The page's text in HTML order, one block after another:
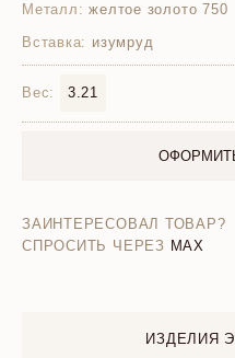
Металл: желтое золото 750
Вставка: изумруд
Вес: 3.21
ЗАИНТЕРЕСОВАЛ ТОВАР?
СПРОСИТЬ ЧЕРЕЗ MAX
ИЗДЕЛИЯ